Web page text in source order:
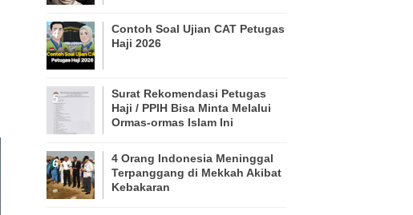
Contoh Soal Ujian CAT Petugas
Haji 2026
Surat Rekomendasi Petugas
Haji / PPIH Bisa Minta Melalui
Ormas-ormas Islam Ini
4 Orang Indonesia Meninggal
Terpanggang di Mekkah Akibat
Kebakaran